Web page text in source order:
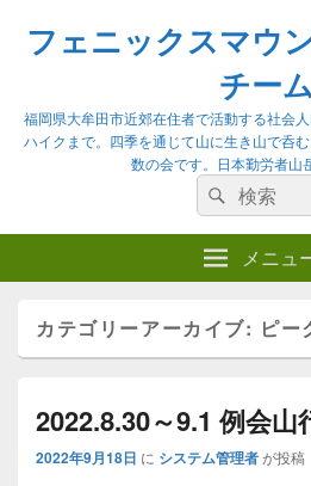
フェニックスマウ
チー
福岡県大牟田市近郊在住者で活動する社会
ハイクまで。四季を通じて山に生き山で呑
数の会です。日本勤労者山
検
索:
検
索
メニュ
カテゴリーアーカイブ: ピー
2022.8.30～9.1 例会
2022年9月18日 に システム管理者が投稿